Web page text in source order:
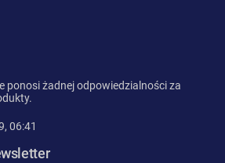
ponosi żadnej odpowiedzialności za
06:41